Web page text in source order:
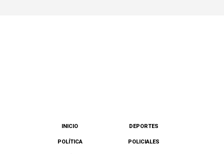
INICIO DEPORTES
POLÍTICA POLICIALES